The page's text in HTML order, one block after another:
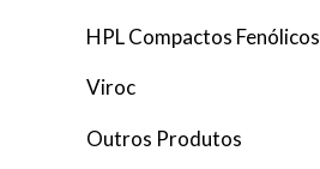
HPL Compactos Fenólicos
Viroc
Outros Produtos